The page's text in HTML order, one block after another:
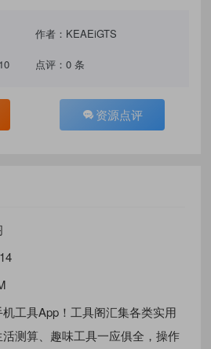
作者：KEAEiGTS
点评：0 条
资源点评
机工具App！工具阁汇集各类实用
测算、趣味工具一应俱全，操作